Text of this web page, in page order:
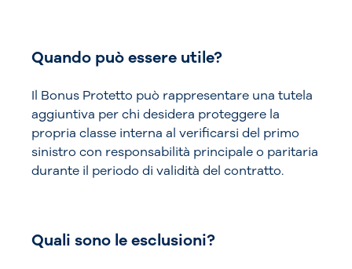
Quando può essere utile?
Il Bonus Protetto può rappresentare una tutela
aggiuntiva per chi desidera proteggere la
propria classe interna al verificarsi del primo
sinistro con responsabilità principale o paritaria
durante il periodo di validità del contratto.
Quali sono le esclusioni?